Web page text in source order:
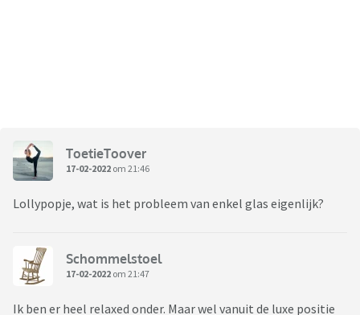
ToetieToover
17-02-2022 om 21:46
Lollypopje, wat is het probleem van enkel glas eigenlijk?
Schommelstoel
17-02-2022 om 21:47
Ik ben er heel relaxed onder. Maar wel vanuit de luxe positie